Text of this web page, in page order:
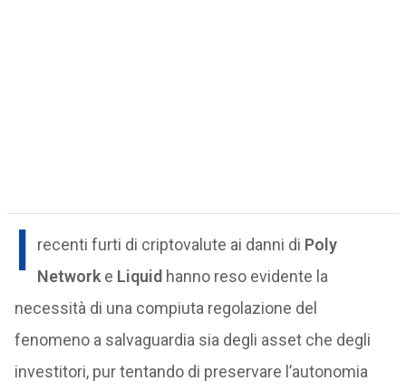
I recenti furti di criptovalute ai danni di Poly
Networke Liquid hanno reso evidente la
necessità di una compiuta regolazione del
fenomeno a salvaguardia sia degli asset che degli
investitori, pur tentando di preservare l’autonomia